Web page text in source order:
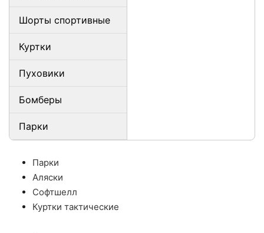
Шорты спортивные
Куртки
Пуховики
Бомберы
Парки
Парки
Аляски
Софтшелл
Куртки тактические